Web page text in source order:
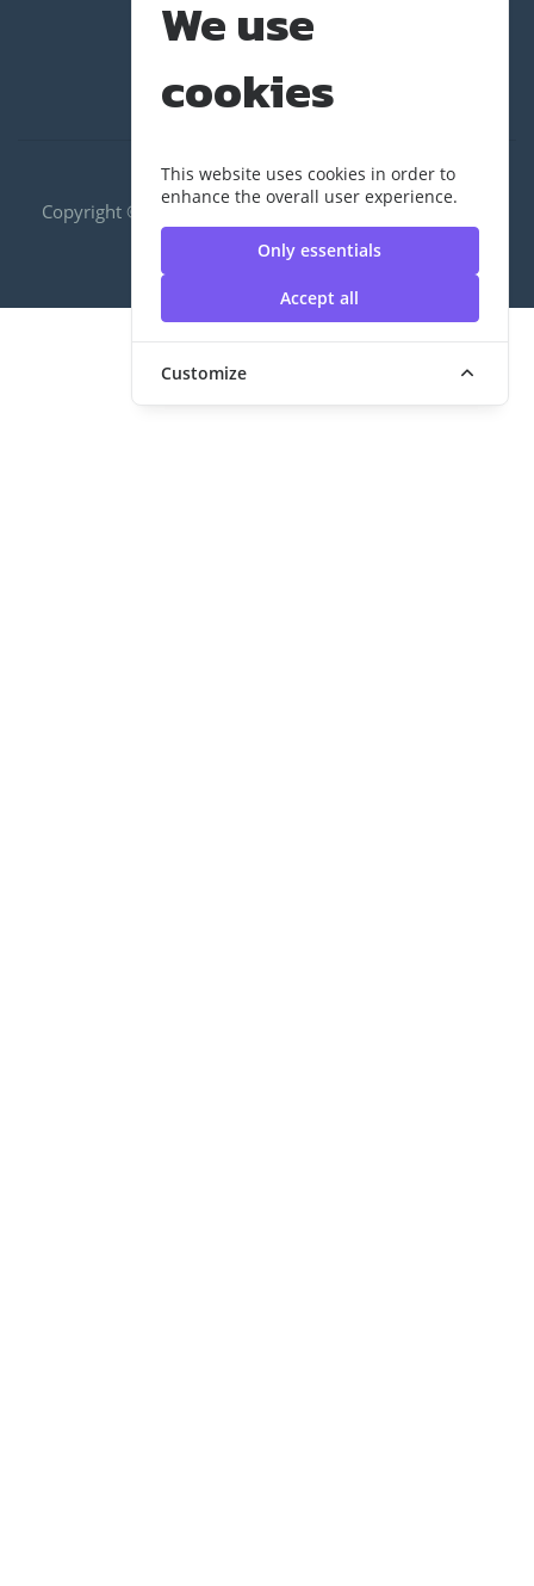
We use
cookies
This website uses cookies in order to
enhance the overall user experience.
Only essentials
Accept all
Customize
Copyright ©2020 RUS|กองพัฒนานักศึกษา | มหาวิทยาลัย
เทคโนโลยีราชมงคลสุวรรณภูมิ